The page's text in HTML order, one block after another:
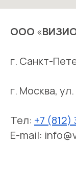
ООО «
г. Санкт-
г. Москва,
Тел: +7
E-mail: